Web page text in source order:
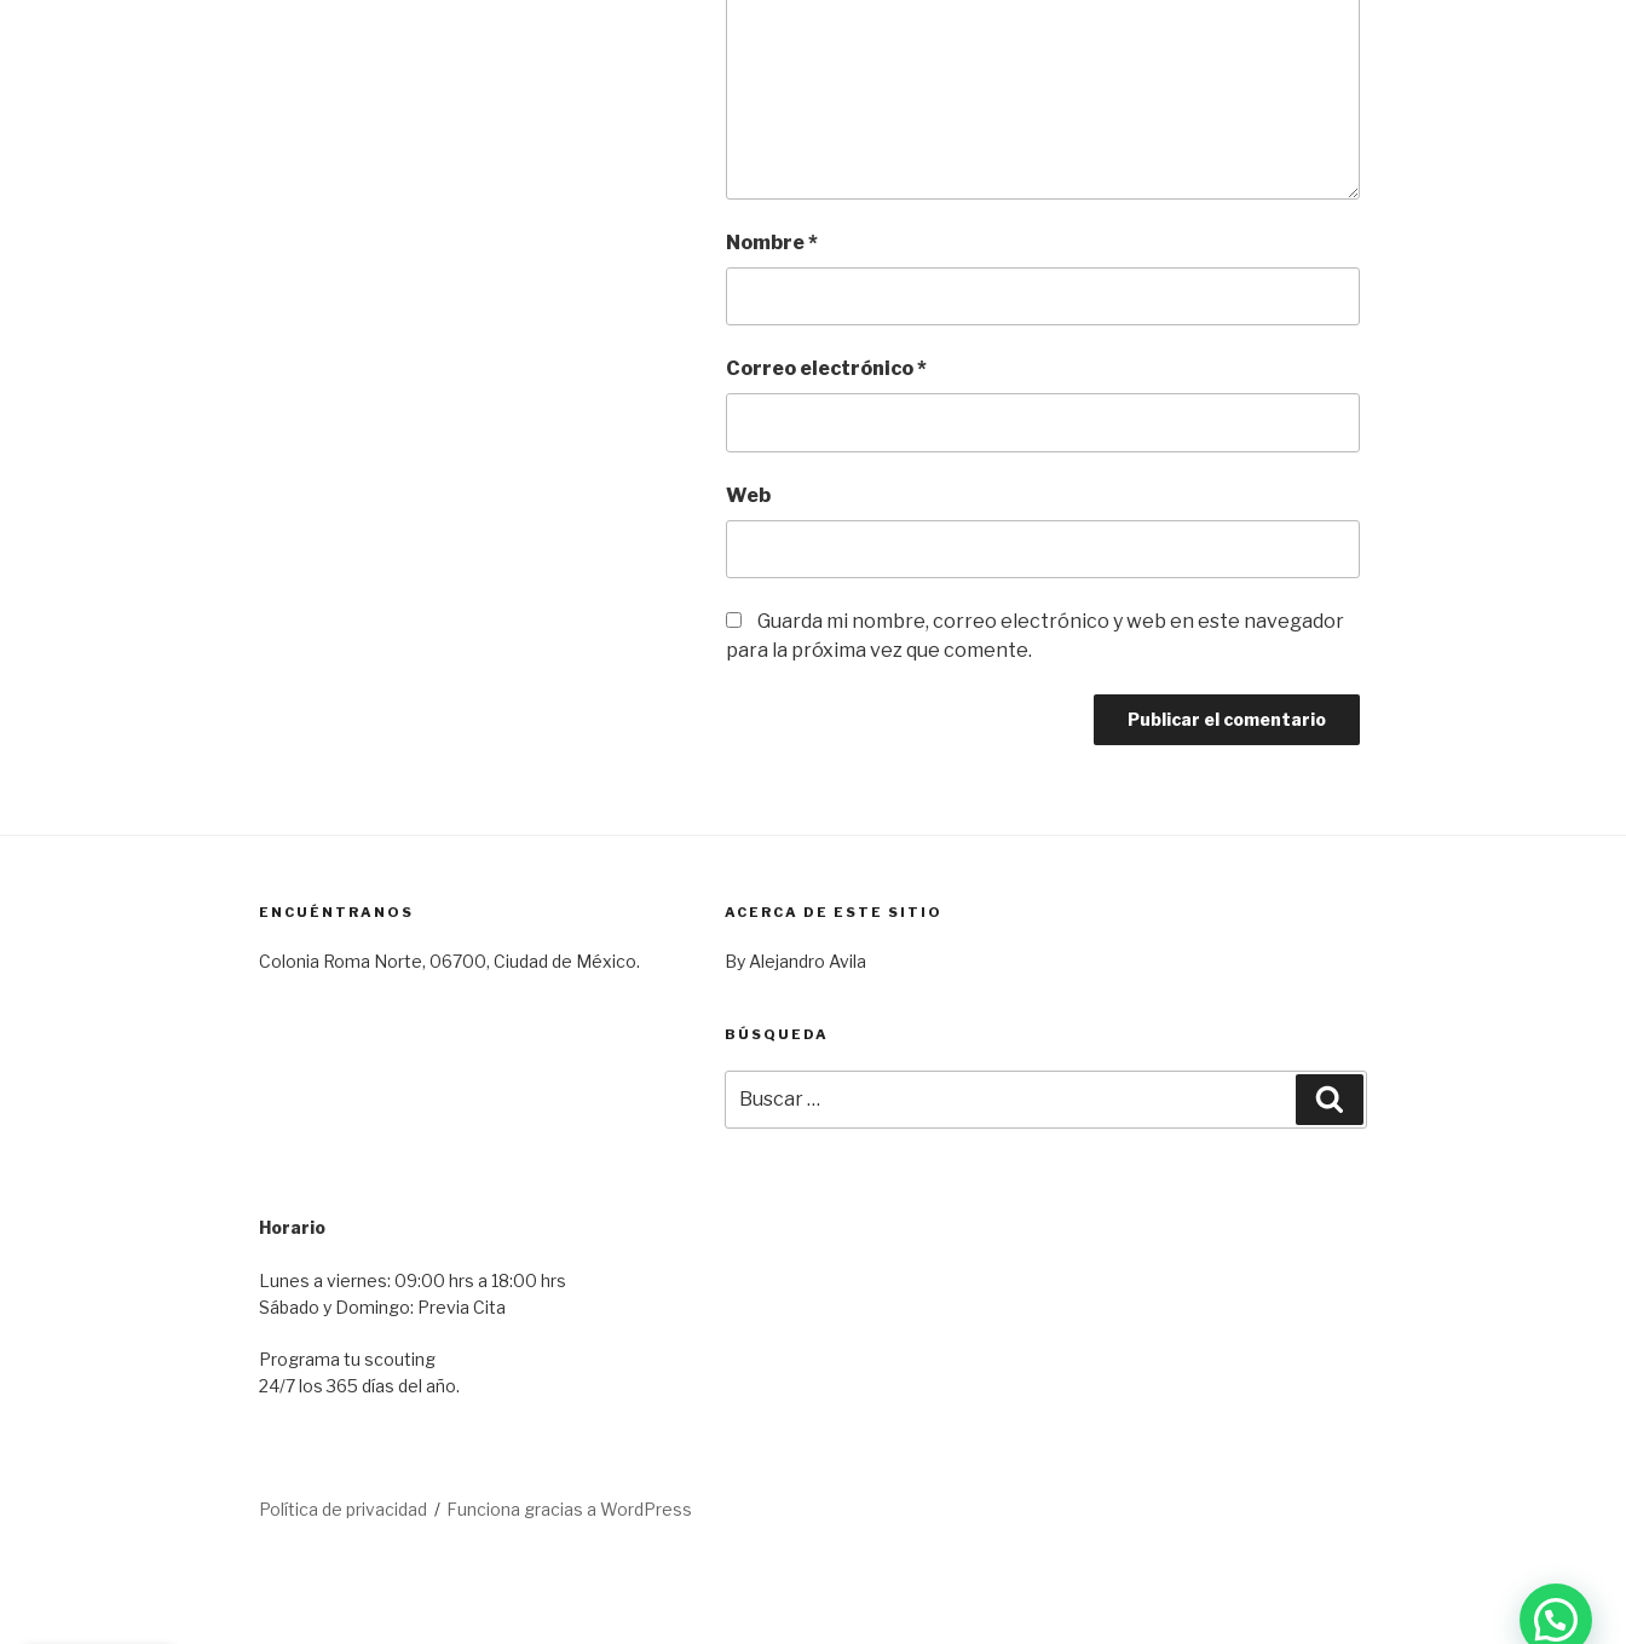
Nombre*
Correo electrónico*
Web
Guarda mi nombre, correo electrónico y web en este navegador
para la próxima vez que comente.
ENCUÉNTRANOS
Colonia Roma Norte, 06700, Ciudad de México.
Horario
Lunes a viernes: 09:00 hrs a 18:00 hrs
Sábado y Domingo: Previa Cita
Programa tu scouting
24/7 los 365 días del año.
ACERCA DE ESTE SITIO
By Alejandro Avila
BÚSQUEDA
por:
Política de privacidad Funciona gracias a WordPress